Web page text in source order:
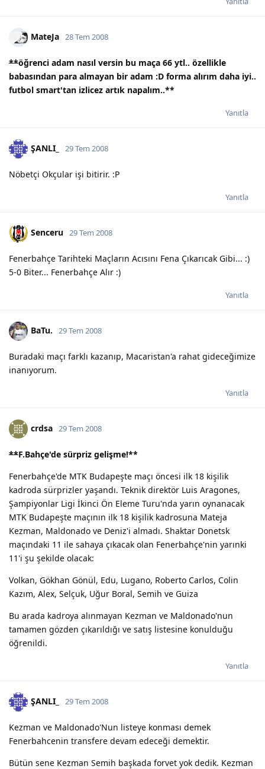
MateJa 28 Tem 2008
**öğrenci adam nasıl versin bu maça 66 ytl.. özellikle
babasından para almayan bir adam :D forma alırım daha iyi..
futbol smart'tan izlicez artık napalım..**
Yanıtla
ŞANLI_ 29 Tem 2008
Nöbetçi Okçular işi bitirir. :P
Yanıtla
Senceru 29 Tem 2008
Fenerbahçe Tarihteki Maçların Acısını Fena Çıkarıcak Gibi... :)
5-0 Biter... Fenerbahçe Alır :)
Yanıtla
BaTu. 29 Tem 2008
Buradaki maçı farklı kazanıp, Macaristan'a rahat gideceğimize
inanıyorum.
Yanıtla
crdsa 29 Tem 2008
**F.Bahçe'de sürpriz gelişme!**
Fenerbahçe'de MTK Budapeşte maçı öncesi ilk 18 kişilik
kadroda sürprizler yaşandı. Teknik direktör Luis Aragones,
Şampiyonlar Ligi İkinci Ön Eleme Turu'nda yarın oynanacak
MTK Budapeşte maçının ilk 18 kişilik kadrosuna Mateja
Kezman, Maldonado ve Deniz'i almadı. Shaktar Donetsk
maçındaki 11 ile sahaya çıkacak olan Fenerbahçe'nin yarınki
11'i şu şekilde olacak:
Volkan, Gökhan Gönül, Edu, Lugano, Roberto Carlos, Colin
Kazım, Alex, Selçuk, Uğur Boral, Semih ve Guiza
Bu arada kadroya alınmayan Kezman ve Maldonado'nun
tamamen gözden çıkarıldığı ve satış listesine konulduğu
öğrenildi.
Yanıtla
ŞANLI_ 29 Tem 2008
Kezman ve Maldonado'Nun listeye konması demek
Fenerbahcenin transfere devam edeceği demektir.
Bütün sene Kezman Semih başkada forvet yok dedik. Kezman